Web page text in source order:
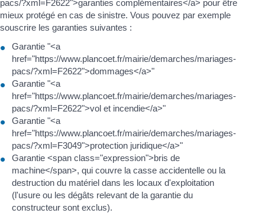
pacs/?xml=F2622">garanties complémentaires</a> pour être
mieux protégé en cas de sinistre. Vous pouvez par exemple
souscrire les garanties suivantes :
Garantie "<a
href="https://www.plancoet.fr/mairie/demarches/mariages-
pacs/?xml=F2622">dommages</a>"
Garantie "<a
href="https://www.plancoet.fr/mairie/demarches/mariages-
pacs/?xml=F2622">vol et incendie</a>"
Garantie "<a
href="https://www.plancoet.fr/mairie/demarches/mariages-
pacs/?xml=F3049">protection juridique</a>"
Garantie <span class="expression">bris de
machine</span>, qui couvre la casse accidentelle ou la
destruction du matériel dans les locaux d'exploitation
(l'usure ou les dégâts relevant de la garantie du
constructeur sont exclus).